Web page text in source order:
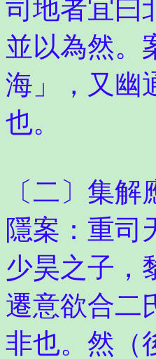
司地者宜曰
並以為然。
海」，又幽
也。
〔二〕集
隱案：重司
少昊之子，
遷意欲合二
非也。然（